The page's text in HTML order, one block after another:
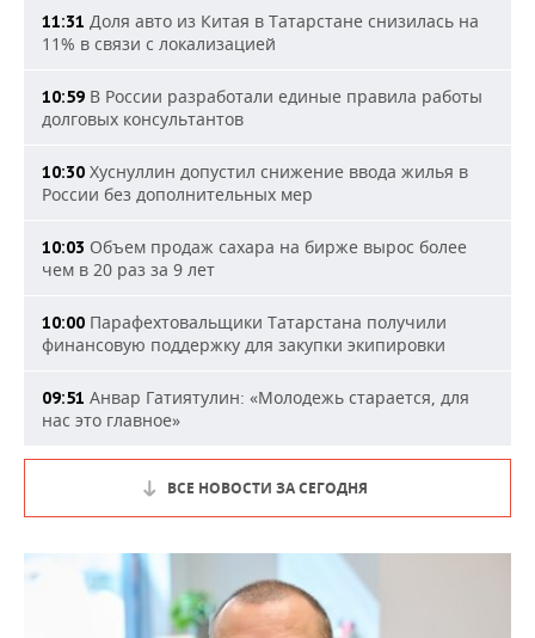
11:31 Доля авто из Китая в Татарстане снизилась на
11% в связи с локализацией
10:59 В России разработали единые правила работы
долговых консультантов
10:30 Хуснуллин допустил снижение ввода жилья в
России без дополнительных мер
10:03 Объем продаж сахара на бирже вырос более
чем в 20 раз за 9 лет
10:00 Парафехтовальщики Татарстана получили
финансовую поддержку для закупки экипировки
09:51 Анвар Гатиятулин: «Молодежь старается, для
нас это главное»
ВСЕ НОВОСТИ ЗА СЕГОДНЯ